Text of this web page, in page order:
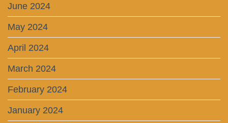
June 2024
May 2024
April 2024
March 2024
February 2024
January 2024